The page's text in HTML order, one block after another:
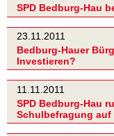
SPD Bedburg-Hau
23.11.2011
Bedburg-Hauer
Investieren?
11.11.2011
SPD Bedburg-Hau
Schulbefragung auf